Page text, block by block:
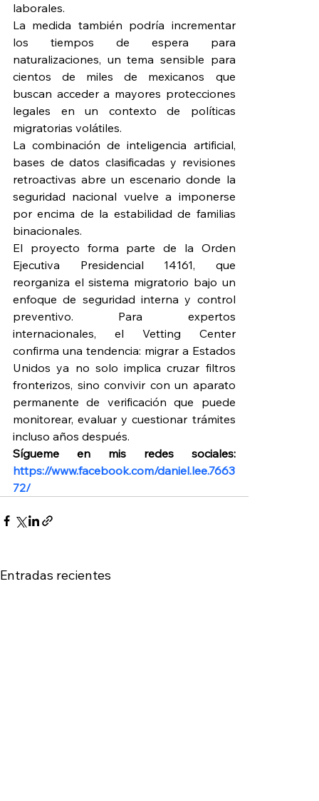
laborales.
La medida también podría incrementar
los tiempos de espera para
naturalizaciones, un tema sensible para
cientos de miles de mexicanos que
buscan acceder a mayores protecciones
legales en un contexto de políticas
migratorias volátiles.
La combinación de inteligencia artificial,
bases de datos clasificadas y revisiones
retroactivas abre un escenario donde la
seguridad nacional vuelve a imponerse
por encima de la estabilidad de familias
binacionales.
El proyecto forma parte de la Orden
Ejecutiva Presidencial 14161, que
reorganiza el sistema migratorio bajo un
enfoque de seguridad interna y control
preventivo. Para expertos
internacionales, el Vetting Center
confirma una tendencia: migrar a Estados
Unidos ya no solo implica cruzar filtros
fronterizos, sino convivir con un aparato
permanente de verificación que puede
monitorear, evaluar y cuestionar trámites
incluso años después.
Sígueme en mis redes sociales:
https://www.facebook.com/daniel.lee.7663
72/
Entradas recientes